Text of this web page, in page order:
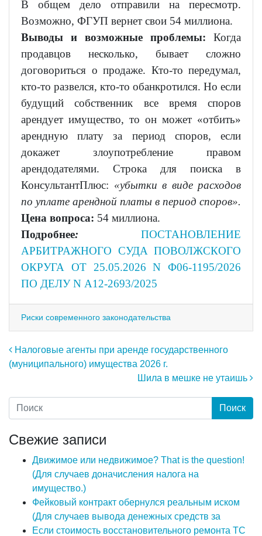
В общем дело отправили на пересмотр.
Возможно, ФГУП вернет свои 54 миллиона.
Выводы и возможные проблемы: Когда
продавцов несколько, бывает сложно
договориться о продаже. Кто-то передумал,
кто-то развелся, кто-то обанкротился. Но если
будущий собственник все время споров
арендует имущество, то он может «отбить»
арендную плату за период споров, если
докажет злоупотребление правом
арендодателями. Строка для поиска в
КонсультантПлюс: «убытки в виде расходов
по уплате арендной платы в период споров».
Цена вопроса: 54 миллиона.
Подробнее: ПОСТАНОВЛЕНИЕ
АРБИТРАЖНОГО СУДА ПОВОЛЖСКОГО
ОКРУГА ОТ 25.05.2026 N Ф06-1195/2026
ПО ДЕЛУ N А12-2693/2025
Риски современного законодательства
Навигация по записям
Налоговые агенты при аренде государственного
(муниципального) имущества 2026 г.
Шила в мешке не утаишь
Свежие записи
Движимое или недвижимое? That is the question!
(Для случаев доначисления налога на
имущество.)
Фейковый контракт обернулся реальным иском
(Для случаев вывода денежных средств за
Если стоимость восстановительного ремонта ТС